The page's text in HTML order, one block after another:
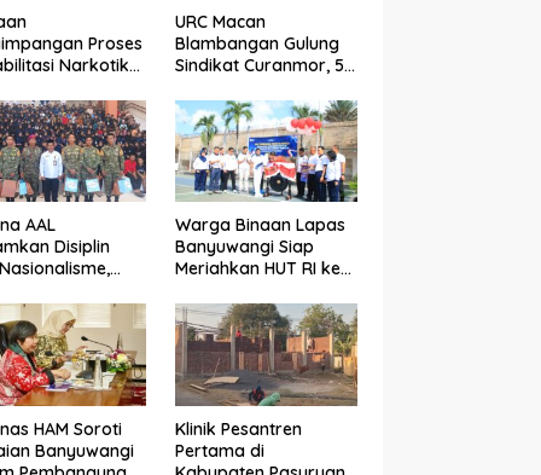
Proses
Narkotika
Rp25 Juta
Masuk
Pribadi
URC Macan
Blambangan Gulung
Sindikat Curanmor, 5
Terungkap Beraksi di
8 TKP Banyuwangi
AAL
Disiplin
di Banyuwangi
Ditutup
Warga Binaan Lapas
Banyuwangi Siap
Meriahkan HUT RI ke
Perlombaan
HAM Soroti
Banyuwangi
Klinik Pesantren
Pertama di